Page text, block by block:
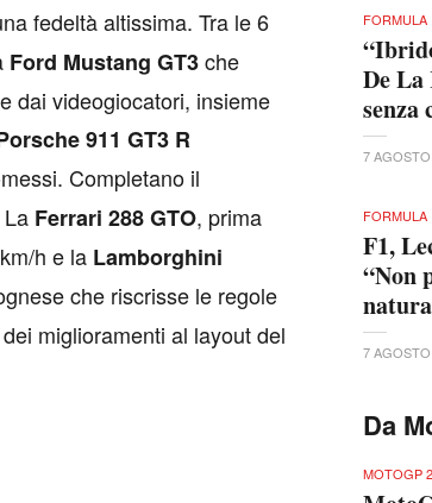
fedeltà altissima. Tra le 6
Ford Mustang GT3che
dai videogiocatori, insieme
911 GT3 R
Completano il
Ferrari 288 GTO, prima
h e la Lamborghini
che riscrisse le regole
miglioramenti al layout del
FORMULA
De La
senza
7 AGOSTO
FORMULA
F1,
“Non
7 AGOSTO
Da
MOTOGP